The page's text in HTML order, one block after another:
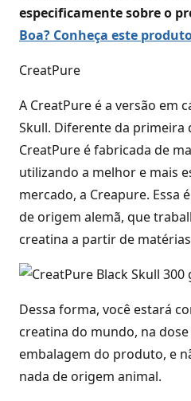
especificamente sobre o
Boa? Conheça este
CreatPure
A CreatPure é a versão em
Skull. Diferente da primeira
CreatPure é fabricada de
utilizando a melhor e mais
mercado, a Creapure. Essa
de origem alemã, que
creatina a partir de
Dessa forma, você estará
creatina do mundo, na
embalagem do produto, e
nada de origem animal.